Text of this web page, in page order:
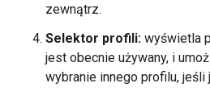
zewnątrz.
Selektor profili: wyświetla
jest obecnie używany, i
wybranie innego profilu,